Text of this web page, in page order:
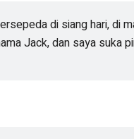
di siang hari, di
Jack, dan saya suka